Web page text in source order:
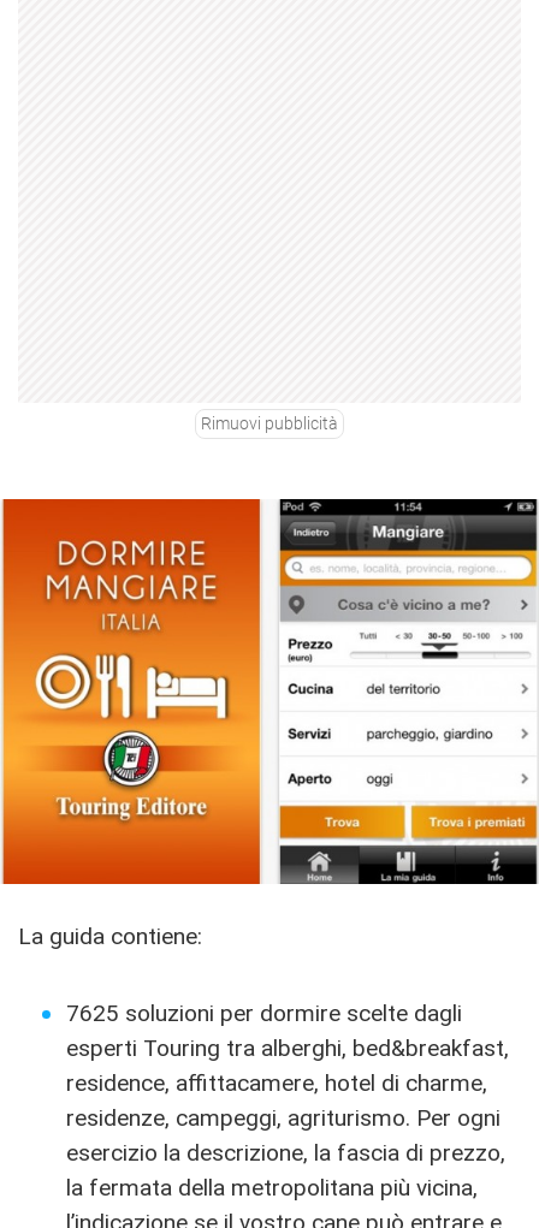
Rimuovi pubblicità
La guida contiene:
7625 soluzioni per dormire scelte dagli
esperti Touring tra alberghi, bed&breakfast,
residence, affittacamere, hotel di charme,
residenze, campeggi, agriturismo. Per ogni
esercizio la descrizione, la fascia di prezzo,
la fermata della metropolitana più vicina,